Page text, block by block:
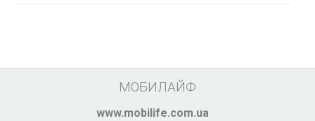
МОБИЛАЙФ
www.mobilife.com.ua